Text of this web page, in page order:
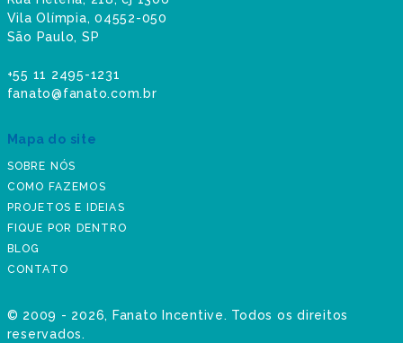
Vila Olímpia, 04552-050
São Paulo, SP
+55 11 2495-1231
fanato@fanato.com.br
Mapa do site
SOBRE NÓS
COMO FAZEMOS
PROJETOS E IDEIAS
FIQUE POR DENTRO
BLOG
CONTATO
© 2009 - 2026, Fanato Incentive. Todos os direitos
reservados.